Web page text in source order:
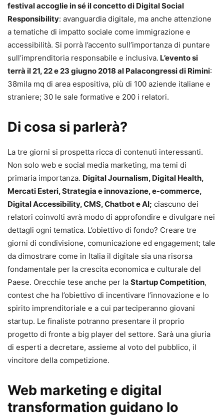
festival accoglie in sé il concetto di Digital Social
Responsibility: avanguardia digitale, ma anche attenzione
a tematiche di impatto sociale come immigrazione e
accessibilità. Si porrà l’accento sull’importanza di puntare
sull’imprenditoria responsabile e inclusiva. L’evento si
terrà il 21, 22 e 23 giugno 2018 al Palacongressi di Rimini:
38mila mq di area espositiva, più di 100 aziende italiane e
straniere; 30 le sale formative e 200 i relatori.
Di cosa si parlerà?
La tre giorni si prospetta ricca di contenuti interessanti.
Non solo web e social media marketing, ma temi di
primaria importanza. Digital Journalism, Digital Health,
Mercati Esteri, Strategia e innovazione, e-commerce,
Digital Accessibility, CMS, Chatbot e AI; ciascuno dei
relatori coinvolti avrà modo di approfondire e divulgare nei
dettagli ogni tematica. L’obiettivo di fondo? Creare tre
giorni di condivisione, comunicazione ed engagement; tale
da dimostrare come in Italia il digitale sia una risorsa
fondamentale per la crescita economica e culturale del
Paese. Orecchie tese anche per la Startup Competition,
contest che ha l’obiettivo di incentivare l’innovazione e lo
spirito imprenditoriale e a cui parteciperanno giovani
startup. Le finaliste potranno presentare il proprio
progetto di fronte a big player del settore. Sarà una giuria
di esperti a decretare, assieme al voto del pubblico, il
vincitore della competizione.
Web marketing e digital
transformation guidano lo